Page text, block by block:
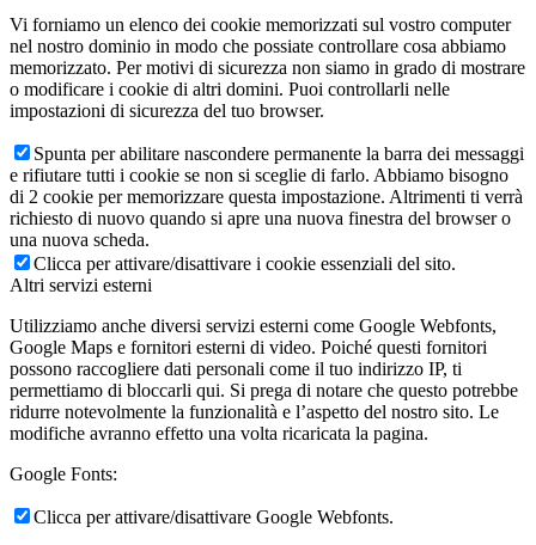
Vi forniamo un elenco dei cookie memorizzati sul vostro computer
nel nostro dominio in modo che possiate controllare cosa abbiamo
memorizzato. Per motivi di sicurezza non siamo in grado di mostrare
o modificare i cookie di altri domini. Puoi controllarli nelle
impostazioni di sicurezza del tuo browser.
Spunta per abilitare nascondere permanente la barra dei messaggi
e rifiutare tutti i cookie se non si sceglie di farlo. Abbiamo bisogno
di 2 cookie per memorizzare questa impostazione. Altrimenti ti verrà
richiesto di nuovo quando si apre una nuova finestra del browser o
una nuova scheda.
Clicca per attivare/disattivare i cookie essenziali del sito.
Altri servizi esterni
Utilizziamo anche diversi servizi esterni come Google Webfonts,
Google Maps e fornitori esterni di video. Poiché questi fornitori
possono raccogliere dati personali come il tuo indirizzo IP, ti
permettiamo di bloccarli qui. Si prega di notare che questo potrebbe
ridurre notevolmente la funzionalità e l’aspetto del nostro sito. Le
modifiche avranno effetto una volta ricaricata la pagina.
Google Fonts:
Clicca per attivare/disattivare Google Webfonts.